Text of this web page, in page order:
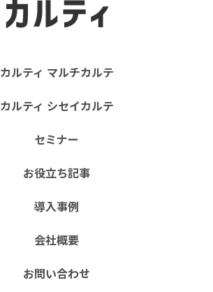
カルティ マルチカルテ
カルティ シセイカルテ
セミナー
お役立ち記事
導入事例
会社概要
お問い合わせ